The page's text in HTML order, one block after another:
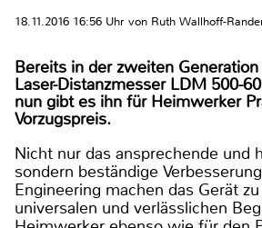
18.11.2016 16:56 Uhr von Ruth Wallhoff-
Bereits in der zweiten
Laser-Distanzmesser LDM 500-
nun gibt es ihn für Heimwerker
Vorzugspreis.
Nicht nur das ansprechende und
sondern beständige
Engineering machen das Gerät
universalen und verlässlichen